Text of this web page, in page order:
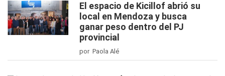
El espacio de Kicillof abrió su
local en Mendoza y busca
ganar peso dentro del PJ
provincial
por Paola Alé